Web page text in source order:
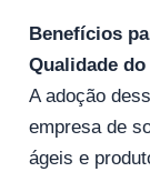
Benefícios
Qualidade
A adoção
empresa de
ágeis e